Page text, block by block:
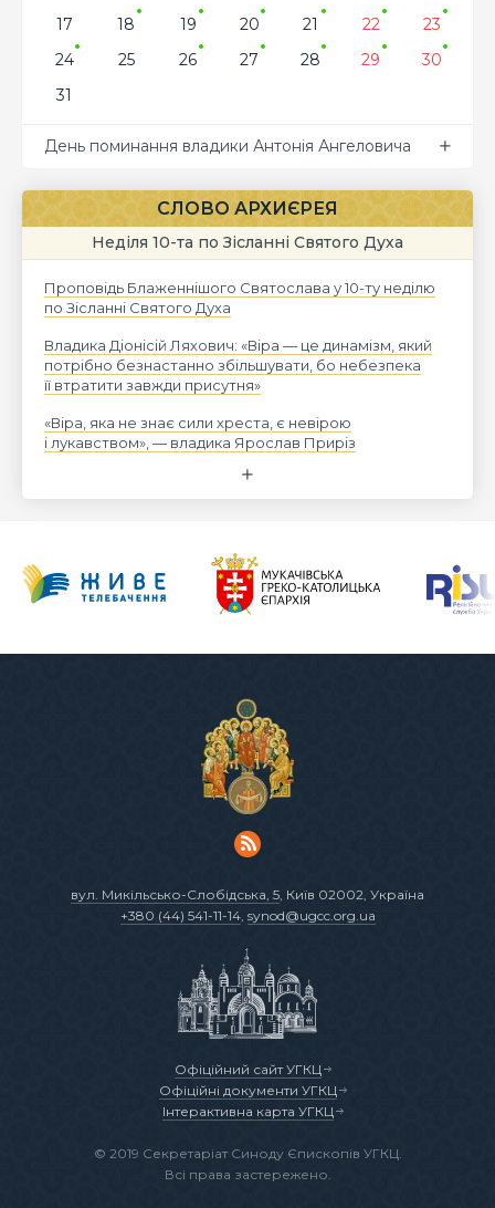
17
18 19 20 21 22
23
24
25 26 27 28 29
30
31
День поминання владики Антонія Ангеловича
СЛОВО АРХИЄРЕЯ
Неділя 10-та по Зісланні Святого Духа
Проповідь Блаженнішого Святослава у 10-ту неділю
по Зісланні Святого Духа
Владика Діонісій Ляхович: «Віра — це динамізм, який
потрібно безнастанно збільшувати, бо небезпека
її втратити завжди присутня»
«Віра, яка не знає сили хреста, є невірою
і лукавством», — владика Ярослав Приріз
вул. Микільсько-Слобідська, 5, Київ 02002, Україна
+380 (44) 541-11-14, synod@ugcc.org.ua
Офіційний сайт УГКЦ
Офіційні документи УГКЦ
Інтерактивна карта УГКЦ
© 2019 Секретаріат Синоду Єпископів УГКЦ.
Всі права застережено.